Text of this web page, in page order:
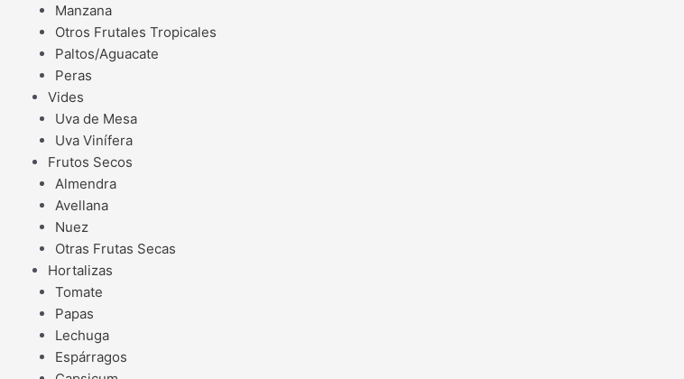
Manzana
Otros Frutales Tropicales
Paltos/Aguacate
Peras
Vides
Uva de Mesa
Uva Vinífera
Frutos Secos
Almendra
Avellana
Nuez
Otras Frutas Secas
Hortalizas
Tomate
Papas
Lechuga
Espárragos